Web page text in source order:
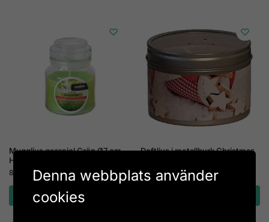
Myggljus geraniol Grön Ø7 cm
H9,9 cm 21 tim
89
Lägg till i varukorg
Doftljus i metallburk Christmas
65 kr
Denna webbplats använder
cookies